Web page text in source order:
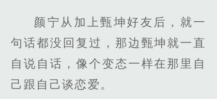
颜宁从加上甄坤好友后，就一
句话都没回复过，那边甄坤就一直
自说自话，像个变态一样在那里自
己跟自己谈恋爱。